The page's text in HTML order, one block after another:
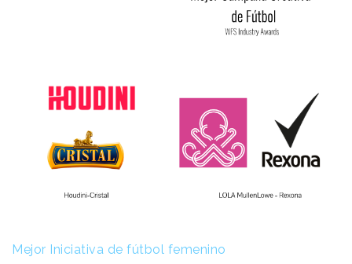
Mejor Iniciativa de fútbol femenino